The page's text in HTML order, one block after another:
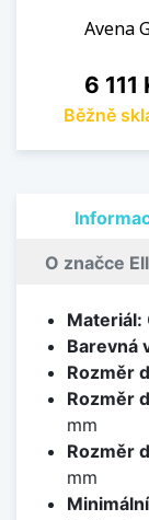
Avena
Cena
6 111
Běžně
O značce
Materiál:
Barevná
Rozměr
Rozměr
mm
Rozměr
mm